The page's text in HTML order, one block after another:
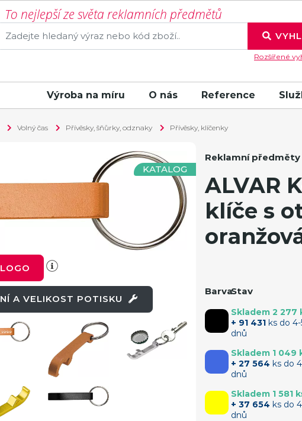
To nejlepší ze světa reklamních předmětů
Rozšířené
Výroba na míru O nás Reference
Volný čas Přívěsky, šňůrky, odznaky Přívěsky, klíčenky
KATALOG
A VELIKOST POTISKU
Reklamní
ALVAR
klíče s
BarvaStav
Skladem 2 277
+ 91 431 ks do 4-
dnů
Skladem 1 049
+ 27 564 ks do
dnů
Skladem 1 581
+ 37 654 ks do
dnů